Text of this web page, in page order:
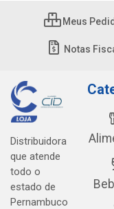
Meus
Notas
Distribuidora
que atende
todo o
estado de
Pernambuco